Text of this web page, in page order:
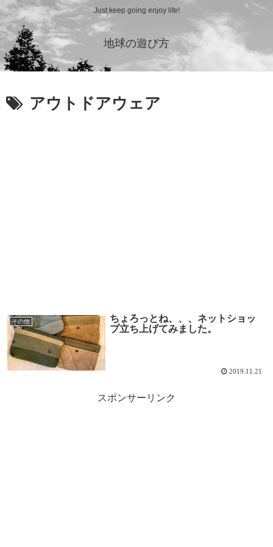
Just keep going enjoy life!
地球の遊び方
アウトドアウェア
その他
ちょろっとね、、、ネットショッ
プ立ち上げてみました。
2019.11.21
スポンサーリンク